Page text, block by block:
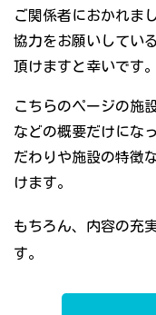
ご関係者におかれま
協力をお願いしてい
頂けますと幸いです。
こちらのページの施
などの概要だけにな
だわりや施設の特徴
けます。
もちろん、内容の充
す。